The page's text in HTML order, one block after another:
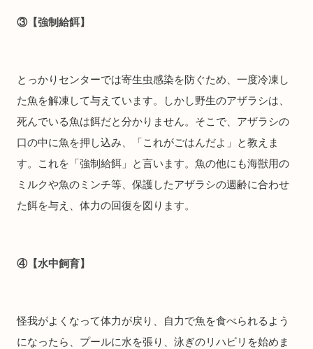
③【強制給餌】
とっかりセンターでは寄生虫感染を防ぐため、一度冷凍し
た魚を解凍して与えています。しかし野生のアザラシは、
死んでいる魚は餌だと分かりません。そこで、アザラシの
口の中に魚を押し込み、「これがごはんだよ」と教えま
す。これを「強制給餌」と言います。魚の他にも海獣用の
ミルクや魚のミンチ等、保護したアザラシの週齢に合わせ
た餌を与え、体力の回復を図ります。
④【水中飼育】
怪我がよくなって体力が戻り、自力で魚を食べられるよう
になったら、プールに水を張り、泳ぎのリハビリを始めま